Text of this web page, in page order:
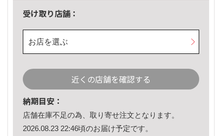
受け取り店舗：
お店を選ぶ
近くの店舗を確認する
納期目安：
店舗在庫不足の為、取り寄せ注文となります。
2026.08.23 22:46頃のお届け予定です。